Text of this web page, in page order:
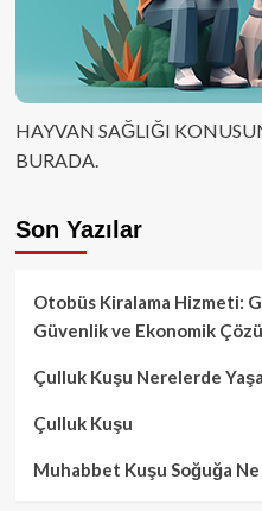
HAYVAN SAĞLIĞI
BURADA.
Son Yazılar
Otobüs Kiralama Hizmeti:
Güvenlik ve Ekonomik
Çulluk Kuşu Nerelerde
Çulluk Kuşu
Muhabbet Kuşu Soğuğa Ne